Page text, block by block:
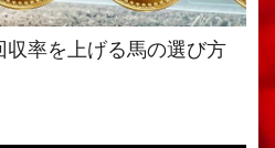
率を上げる馬の選び方